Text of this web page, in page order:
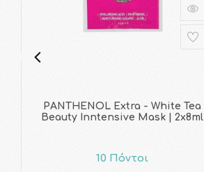
PANTHENOL Extra - White Tea
Beauty Inntensive Mask | 2x8ml
10 Πόντοι